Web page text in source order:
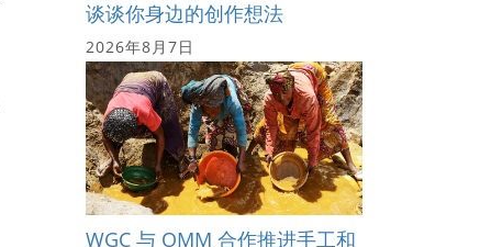
谈谈你身边的创作想法
2026年8月7日
WGC 与 OMM 合作推进手工和